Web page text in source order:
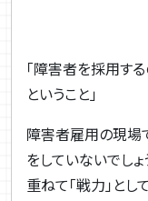
「障害者を採用す
ということ」
障害者雇用の現場
をしていないでし
重ねて「戦力」とし